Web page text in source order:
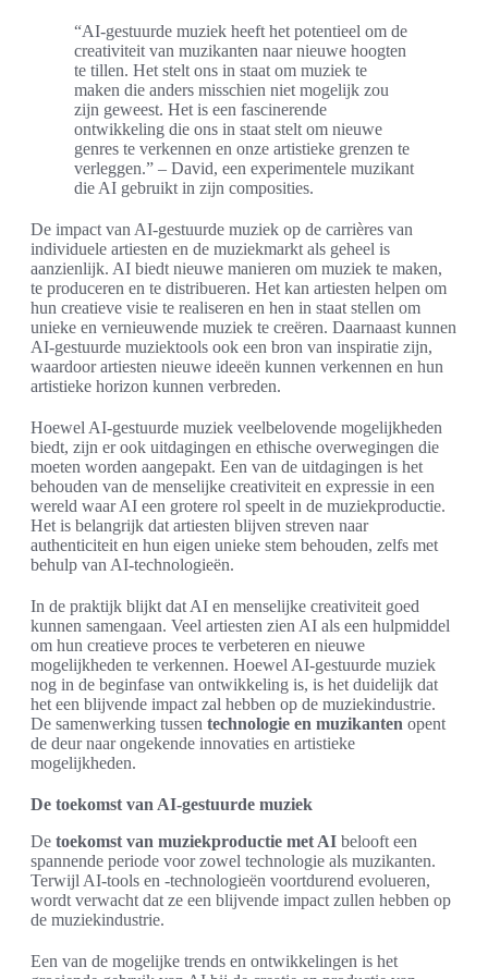
“AI-gestuurde muziek heeft het potentieel om de
creativiteit van muzikanten naar nieuwe hoogten
te tillen. Het stelt ons in staat om muziek te
maken die anders misschien niet mogelijk zou
zijn geweest. Het is een fascinerende
ontwikkeling die ons in staat stelt om nieuwe
genres te verkennen en onze artistieke grenzen te
verleggen.” – David, een experimentele muzikant
die AI gebruikt in zijn composities.
De impact van AI-gestuurde muziek op de carrières van
individuele artiesten en de muziekmarkt als geheel is
aanzienlijk. AI biedt nieuwe manieren om muziek te maken,
te produceren en te distribueren. Het kan artiesten helpen om
hun creatieve visie te realiseren en hen in staat stellen om
unieke en vernieuwende muziek te creëren. Daarnaast kunnen
AI-gestuurde muziektools ook een bron van inspiratie zijn,
waardoor artiesten nieuwe ideeën kunnen verkennen en hun
artistieke horizon kunnen verbreden.
Hoewel AI-gestuurde muziek veelbelovende mogelijkheden
biedt, zijn er ook uitdagingen en ethische overwegingen die
moeten worden aangepakt. Een van de uitdagingen is het
behouden van de menselijke creativiteit en expressie in een
wereld waar AI een grotere rol speelt in de muziekproductie.
Het is belangrijk dat artiesten blijven streven naar
authenticiteit en hun eigen unieke stem behouden, zelfs met
behulp van AI-technologieën.
In de praktijk blijkt dat AI en menselijke creativiteit goed
kunnen samengaan. Veel artiesten zien AI als een hulpmiddel
om hun creatieve proces te verbeteren en nieuwe
mogelijkheden te verkennen. Hoewel AI-gestuurde muziek
nog in de beginfase van ontwikkeling is, is het duidelijk dat
het een blijvende impact zal hebben op de muziekindustrie.
De samenwerking tussen technologie en muzikanten opent
de deur naar ongekende innovaties en artistieke
mogelijkheden.
De toekomst van AI-gestuurde muziek
De toekomst van muziekproductie met AI belooft een
spannende periode voor zowel technologie als muzikanten.
Terwijl AI-tools en -technologieën voortdurend evolueren,
wordt verwacht dat ze een blijvende impact zullen hebben op
de muziekindustrie.
Een van de mogelijke trends en ontwikkelingen is het